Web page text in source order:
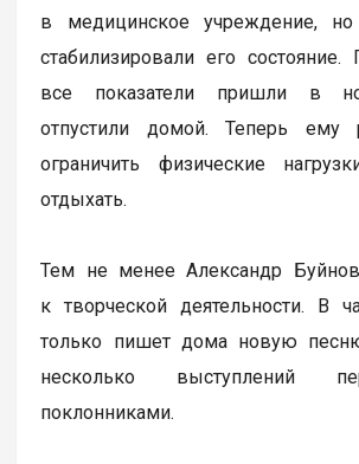
в медицинское учреждение,
стабилизировали его
все показатели пришли в
отпустили домой. Теперь ему
ограничить физические
отдыхать.
Тем не менее Александр
к творческой деятельности. В
только пишет дома новую
несколько выступлений
поклонниками.